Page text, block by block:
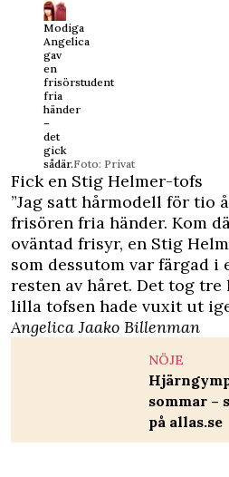
Modiga
Angelica
gav
en
frisörstudent
fria
händer
–
det
gick
sådär.Foto: Privat
Fick en Stig Helmer-tofs
”Jag satt hårmodell för tio
frisören fria händer. Kom
oväntad frisyr, en Stig
som dessutom var färgad i
resten av håret. Det tog tre
lilla tofsen hade vuxit ut
Angelica Jaako Billenman
NÖJE
sommar –
på allas.se